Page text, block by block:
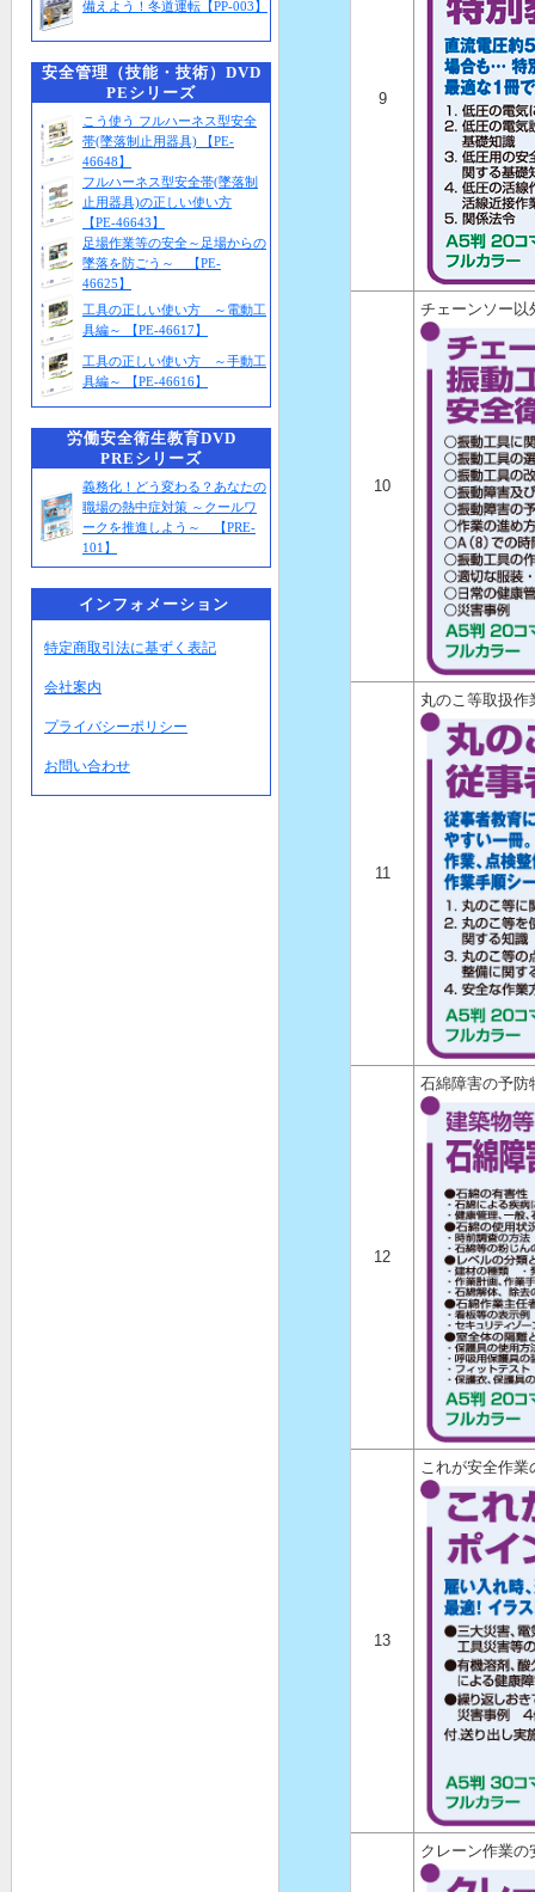
備えよう！冬道運転【PP-003】
安全管理（技能・技術）DVD
PEシリーズ
こう使う フルハーネス型安全
帯(墜落制止用器具) 【PE-
46648】
フルハーネス型安全帯(墜落制
止用器具)の正しい使い方
【PE-46643】
足場作業等の安全～足場からの
墜落を防ごう～ 【PE-
46625】
工具の正しい使い方 ～電動工
具編～ 【PE-46617】
工具の正しい使い方 ～手動工
具編～ 【PE-46616】
労働安全衛生教育DVD
PREシリーズ
義務化！どう変わる？あなたの
職場の熱中症対策 ～クールワ
ークを推進しよう～ 【PRE-
101】
インフォメーション
特定商取引法に基ずく表記
会社案内
プライバシーポリシー
お問い合わせ
9
10
チェーンソー以
11
丸のこ等取扱作
12
石綿障害の予防
13
これが安全作業
クレーン作業の